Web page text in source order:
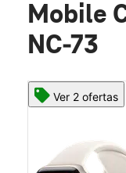
Mobile
NC-73
Ver 2 ofertas